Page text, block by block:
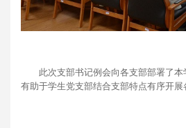
此次支部书记例会向各支部部署了本
有助于学生党支部结合支部特点有序开展